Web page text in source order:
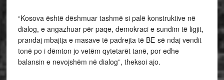
“Kosova është dëshmuar tashmë si palë konstruktive në
dialog, e angazhuar për paqe, demokraci e sundim të ligjit,
prandaj mbajtja e masave të padrejta të BE-së ndaj vendit
tonë po i dëmton jo vetëm qytetarët tanë, por edhe
balansin e nevojshëm në dialog”, theksoi ajo.